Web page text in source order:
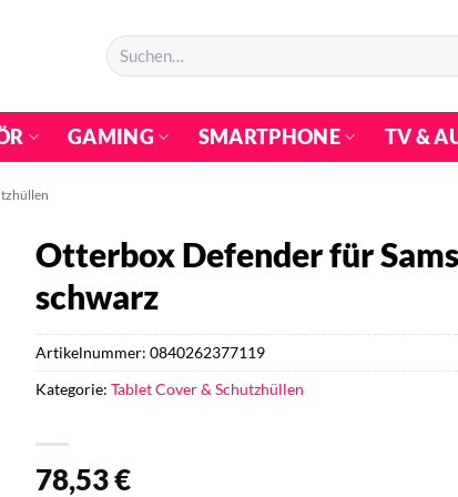
Suchen
nach:
GAMING SMARTPHONE TV &
Otterbox Defender für
schwarz
78,53€
Artikelnummer:0840262377119
Kategorie:Tablet Cover & Schutzhüllen